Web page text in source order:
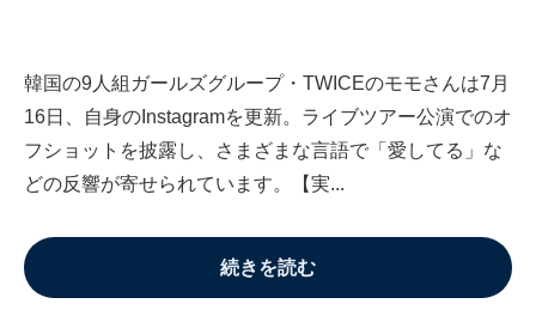
韓国の9人組ガールズグループ・TWICEのモモさんは7月
16日、自身のInstagramを更新。ライブツアー公演でのオ
フショットを披露し、さまざまな言語で「愛してる」な
どの反響が寄せられています。【実...
続きを読む